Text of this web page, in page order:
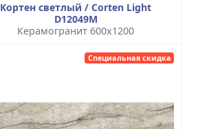
Кортен светлый / Corten Light
D12049M
Керамогранит 600x1200
Специальная скидка